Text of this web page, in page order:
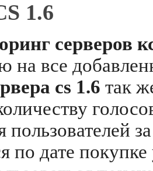
1.6
серверов
на все
cs 1.6 так
пользователей
по дате